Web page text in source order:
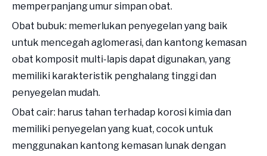
memperpanjang umur simpan obat.
Obat bubuk: memerlukan penyegelan yang baik
untuk mencegah aglomerasi, dan kantong kemasan
obat komposit multi-lapis dapat digunakan, yang
memiliki karakteristik penghalang tinggi dan
penyegelan mudah.
Obat cair: harus tahan terhadap korosi kimia dan
memiliki penyegelan yang kuat, cocok untuk
menggunakan kantong kemasan lunak dengan